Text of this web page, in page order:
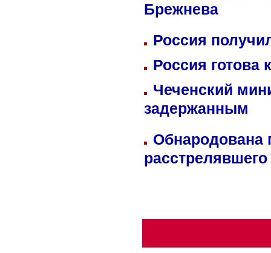
Брежнева
Россия
Россия готова
Чеченский
задержанным
Обнародована